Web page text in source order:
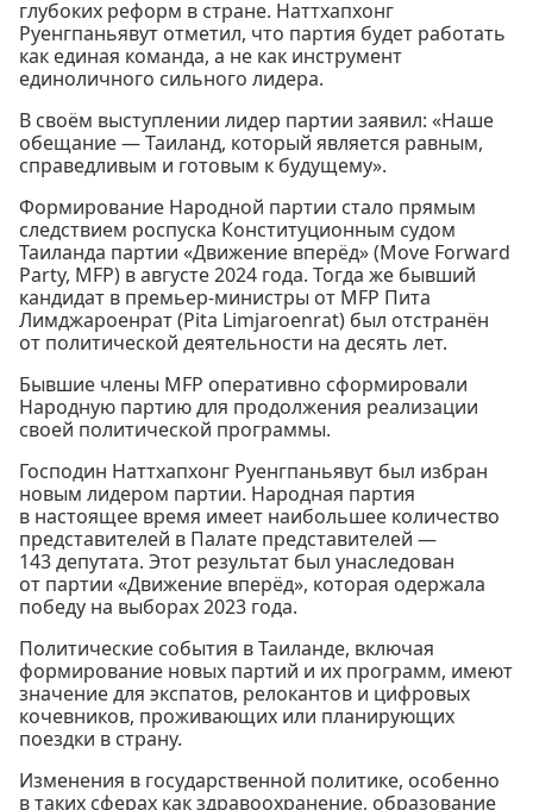
глубоких реформ в стране. Наттхапхонг
Руенгпаньявут отметил, что партия будет работать
как единая команда, а не как инструмент
единоличного сильного лидера.
В своём выступлении лидер партии заявил: «Наше
обещание — Таиланд, который является равным,
справедливым и готовым к будущему».
Формирование Народной партии стало прямым
следствием роспуска Конституционным судом
Таиланда партии «Движение вперёд» (Move Forward
Party, MFP) в августе 2024 года. Тогда же бывший
кандидат в премьер-министры от MFP Пита
Лимджароенрат (Pita Limjaroenrat) был отстранён
от политической деятельности на десять лет.
Бывшие члены MFP оперативно сформировали
Народную партию для продолжения реализации
своей политической программы.
Господин Наттхапхонг Руенгпаньявут был избран
новым лидером партии. Народная партия
в настоящее время имеет наибольшее количество
представителей в Палате представителей —
143 депутата. Этот результат был унаследован
от партии «Движение вперёд», которая одержала
победу на выборах 2023 года.
Политические события в Таиланде, включая
формирование новых партий и их программ, имеют
значение для экспатов, релокантов и цифровых
кочевников, проживающих или планирующих
поездки в страну.
Изменения в государственной политике, особенно
в таких сферах как здравоохранение, образование